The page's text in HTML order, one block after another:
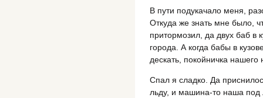
В пути подукачало меня,
Откуда же знать мне было,
притормозил, да двух баб в
города. А когда бабы в
дескать, покойничка нашего
Спал я сладко. Да
льду, и машина-то наша под